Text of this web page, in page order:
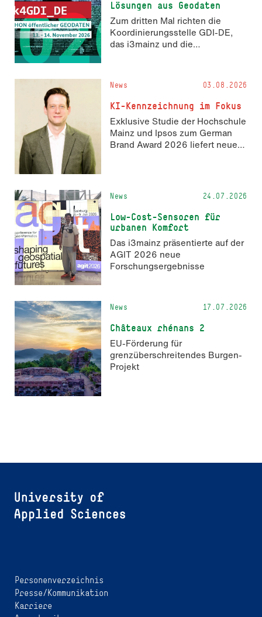
Lösungen aus Geodaten
Zum dritten Mal richten die
Koordinierungsstelle GDI-DE,
das i3mainz und die
und 14. November 2026 den
Hackathon hack4GDI_DE an der
Hochschule Mainz aus. Die
Anmeldung ist geöffnet und bis
zum 2. Oktober 2026 möglich.
News 03.08.2026
KI-Kennzeichnung im Fokus
Exklusive Studie der Hochschule
Mainz und Ipsos zum German
Brand Award 2026 liefert neue
News 24.07.2026
Low-Cost-Sensoren für
urbanen Komfort
Das i3mainz präsentierte auf der
AGIT 2026 neue
Forschungsergebnisse
News 17.07.2026
Châteaux rhénans 2
EU-Förderung für
grenzüberschreitendes Burgen-
Projekt
Personenverzeichnis
Presse/Kommunikation
Karriere